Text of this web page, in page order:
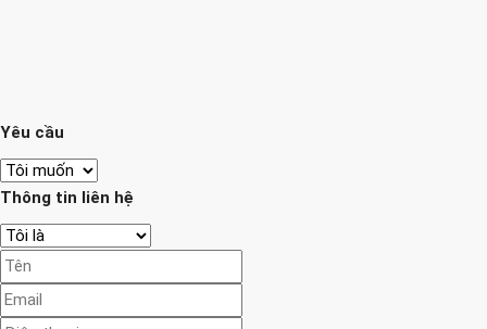
Yêu cầu
Thông tin liên hệ